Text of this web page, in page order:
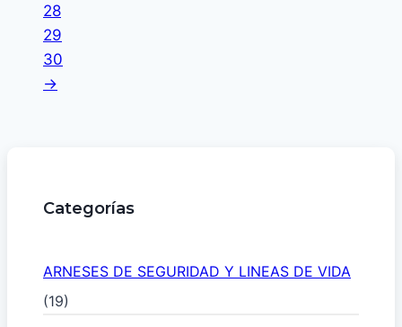
28
29
30
→
Categorías
ARNESES DE SEGURIDAD Y LINEAS DE VIDA
(19)